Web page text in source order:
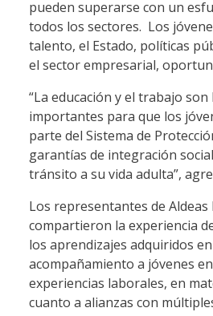
pueden superarse con un
todos los sectores. Los
talento, el Estado, políticas
el sector empresarial,
“La educación y el trabajo
importantes para que los
parte del Sistema de
garantías de integración
tránsito a su vida adulta”,
Los representantes de
compartieron la experiencia
los aprendizajes adquiridos
acompañamiento a jóvenes
experiencias laborales, en
cuanto a alianzas con